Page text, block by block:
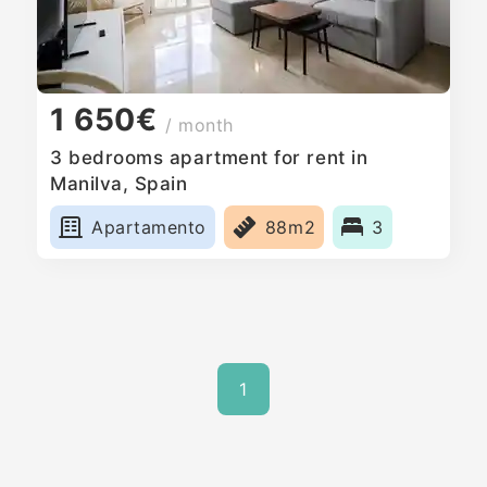
1 650€ / month
3 bedrooms apartment for rent in
Manilva, Spain
Apartamento
88m2 3
1